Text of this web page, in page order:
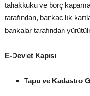
tahakkuku ve borç
tarafından, bankacılık
bankalar tarafından
E-Devlet Kapısı
Tapu ve Kadastro